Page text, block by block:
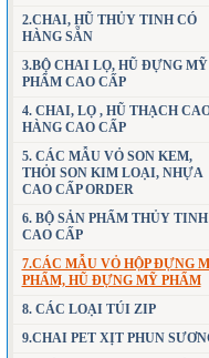
2.CHAI, HŨ THỦY TINH CÓ
HÀNG SẴN
3.BỘ CHAI LỌ, HŨ ĐỰNG MỸ
PHẨM CAO CẤP
4. CHAI, LỌ , HŨ THẠCH
HÀNG CAO CẤP
5. CÁC MẪU VỎ SON KEM,
THỎI SON KIM LOẠI, NHỰA
CAO CẤP ORDER
6. BỘ SẢN PHẨM THỦY TINH
CAO CẤP
7.CÁC MẪU VỎ HỘP ĐỰNG
PHẨM, HŨ ĐỰNG MỸ PHẨM
8. CÁC LOẠI TÚI ZIP
9.CHAI PET XỊT PHUN